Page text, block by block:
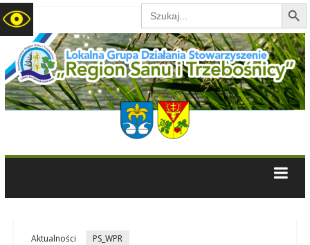
Search
for:
LGD
Aktualności PS_WPR